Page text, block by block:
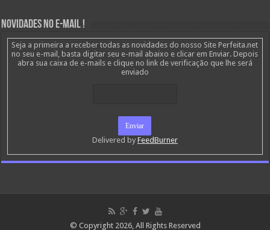
Novidades no E-mail !
Seja a primeira a receber todas as novidades do nosso Site Perfeita.net
no seu e-mail, basta digitar seu e-mail abaixo e clicar em Enviar. Depois
abra sua caixa de e-mails e clique no link de verificação que lhe será
enviado
Delivered by FeedBurner
© Copyright 2026, All Rights Reserved